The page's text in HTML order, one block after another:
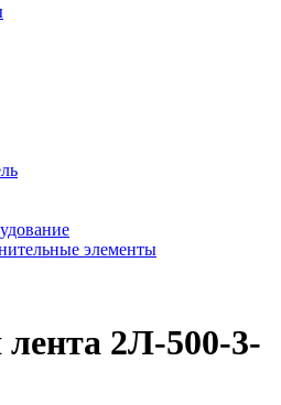
элементы
2Л-500-3-